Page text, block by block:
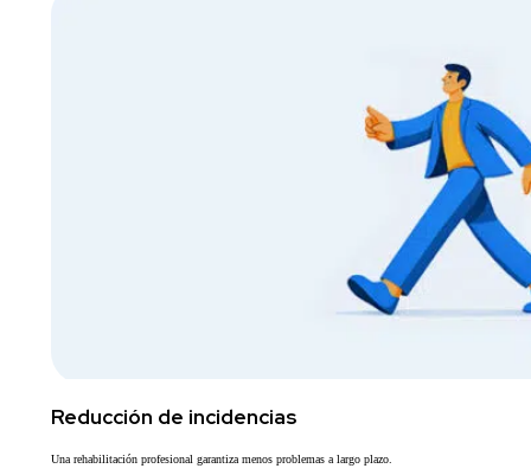
Reducción de incidencias
Una rehabilitación profesional garantiza menos problemas a largo plazo.